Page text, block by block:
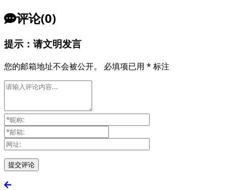
评论(0)
提示：请文明发言
您的邮箱地址不会被公开。 必填项已用 * 标注